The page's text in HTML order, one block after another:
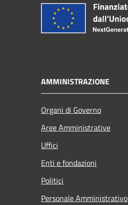
AMMINISTRAZIONE
Organi di Governo
Aree Amministrative
Uffici
Enti e fondazioni
Politici
Personale Amministrativo